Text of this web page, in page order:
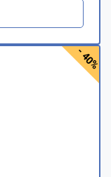
- 40%